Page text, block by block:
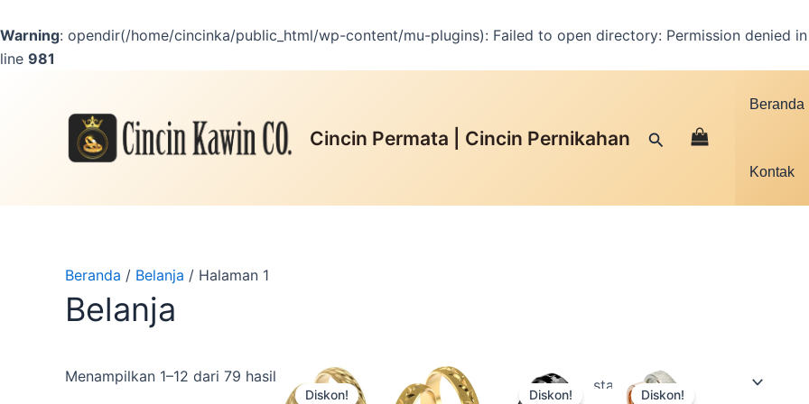
Warning: opendir(/home/cincinka/public_html/wp-content/mu-plugins): Failed to open directory: Permission denied in
line 981
ke
konten
Cincin Permata | Cincin Pernikahan Cari
Beranda
Kontak
Beranda / Belanja / Halaman 1
Belanja
Menampilkan 1–12 dari 79 hasil
Diskon!
Produk
ini
Produk
ini
Diskon!
Produk
ini
Diskon!
Produk
ini
Facebook
Instagram
YouTube
WhatsApp
Google
TikTok